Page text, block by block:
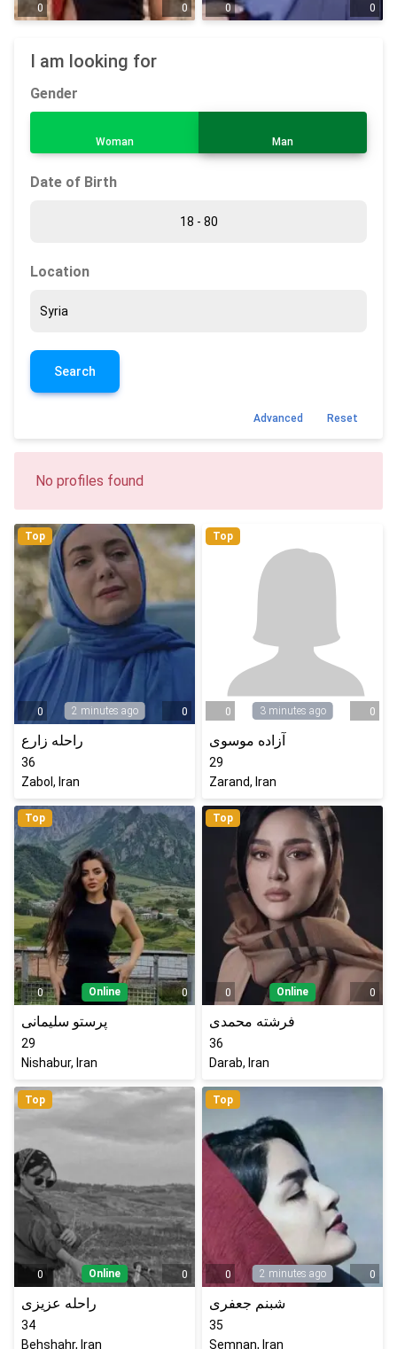
0 0 0 0
I am looking for
Gender
Woman Man
Date of Birth
Location
Search
Advanced Reset
No profiles found
Top
0 2 minutes ago 0
راحله زارع
36
Zabol, Iran
Top
0 3 minutes ago 0
آزاده موسوی
29
Zarand, Iran
Top
0 Online 0
پرستو سلیمانی
29
Nishabur, Iran
Top
0 Online 0
فرشته محمدی
36
Darab, Iran
Top
0 Online 0
راحله عزیزی
34
Behshahr, Iran
Top
0 2 minutes ago 0
شبنم جعفری
35
Semnan, Iran